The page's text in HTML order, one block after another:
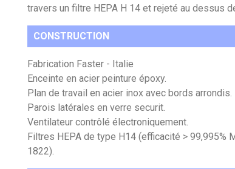
travers un filtre HEPA H 14 et rejeté au dessus
CONSTRUCTION
Fabrication Faster - Italie
Enceinte en acier peinture époxy.
Plan de travail en acier inox avec bords arrondis.
Parois latérales en verre securit.
Ventilateur contrôlé électroniquement.
Filtres HEPA de type H14 (efficacité > 99,995%
1822).